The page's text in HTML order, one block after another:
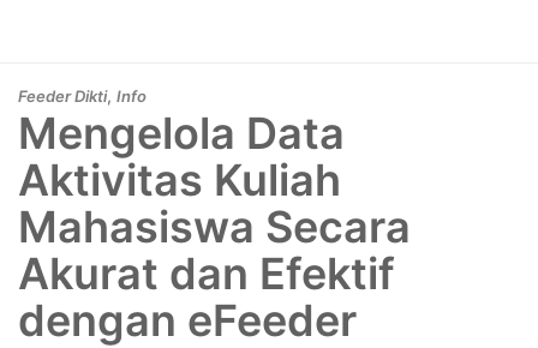
Feeder Dikti, Info
Mengelola Data
Aktivitas Kuliah
Mahasiswa Secara
Akurat dan Efektif
dengan eFeeder